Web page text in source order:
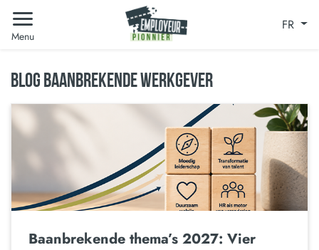
Menu
FR
BLOG BAANBREKENDE WERKGEVER
Baanbrekende thema’s 2027: Vier